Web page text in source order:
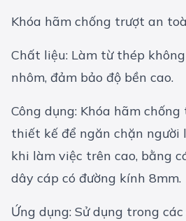
Khóa hãm chống trượt an
Chất liệu: Làm từ thép
nhôm, đảm bảo độ bền cao.
Công dụng: Khóa hãm
thiết kế để ngăn chặn người
khi làm việc trên cao, bằng
dây cáp có đường kính 8mm.
Ứng dụng: Sử dụng trong